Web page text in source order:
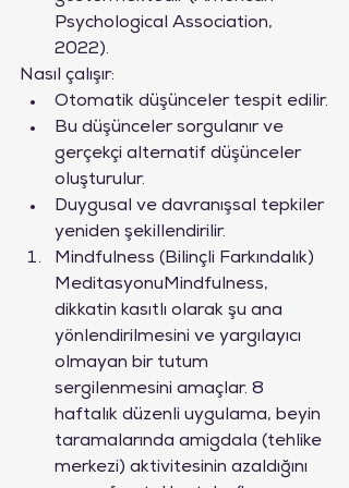
Psychological Association,
2022).
Nasıl çalışır:
Otomatik düşünceler tespit edilir.
Bu düşünceler sorgulanır ve
gerçekçi alternatif düşünceler
oluşturulur.
Duygusal ve davranışsal tepkiler
yeniden şekillendirilir.
Mindfulness (Bilinçli Farkındalık)
MeditasyonuMindfulness,
dikkatin kasıtlı olarak şu ana
yönlendirilmesini ve yargılayıcı
olmayan bir tutum
sergilenmesini amaçlar. 8
haftalık düzenli uygulama, beyin
taramalarında amigdala (tehlike
merkezi) aktivitesinin azaldığını